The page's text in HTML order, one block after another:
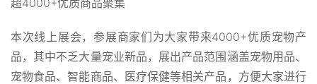
本次线上展会，参展商家们为大家带来4000+优质宠物产
品，其中不乏大量宠业新品，展出产品范围涵盖宠物用品、
宠物食品、智能商品、医疗保健等相关产品，方便大家进行